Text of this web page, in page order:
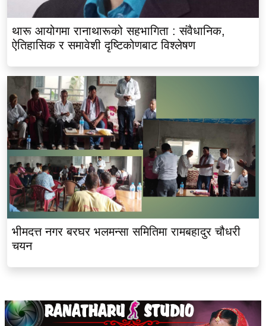
थारू आयोगमा रानाथारूको सहभागिता : संवैधानिक,
ऐतिहासिक र समावेशी दृष्टिकोणबाट विश्लेषण
भीमदत्त नगर बरघर भलमन्सा समितिमा रामबहादुर चौधरी
चयन